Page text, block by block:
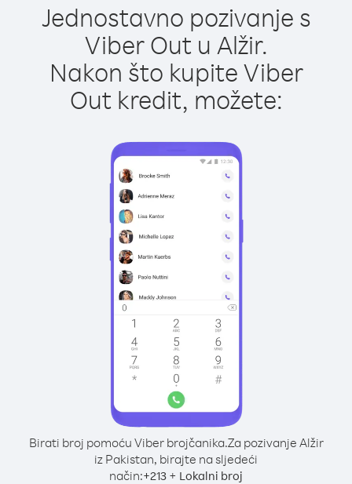
Jednostavno pozivanje s
Viber Out u Alžir.
Nakon što kupite Viber
Out kredit, možete:
Birati broj pomoću Viber brojčanika.Za pozivanje Alžir
iz Pakistan, birajte na sljedeći
način:+213 + Lokalni broj